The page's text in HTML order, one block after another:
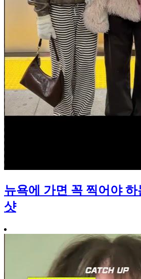
뉴욕에 가면 꼭 찍어야
샷